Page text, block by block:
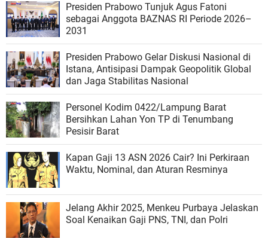
Presiden Prabowo Tunjuk Agus Fatoni
sebagai Anggota BAZNAS RI Periode 2026–
2031
Presiden Prabowo Gelar Diskusi Nasional di
Istana, Antisipasi Dampak Geopolitik Global
dan Jaga Stabilitas Nasional
Personel Kodim 0422/Lampung Barat
Bersihkan Lahan Yon TP di Tenumbang
Pesisir Barat
Kapan Gaji 13 ASN 2026 Cair? Ini Perkiraan
Waktu, Nominal, dan Aturan Resminya
Jelang Akhir 2025, Menkeu Purbaya Jelaskan
Soal Kenaikan Gaji PNS, TNI, dan Polri